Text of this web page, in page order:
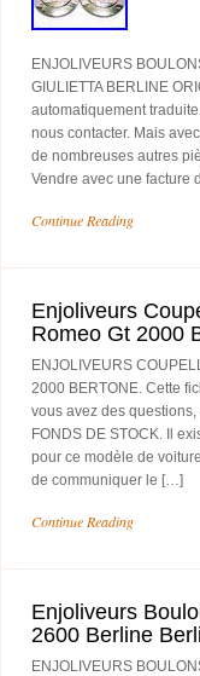
ENJOLIVEURS
GIULIETTA BERLINE
automatiquement
nous contacter. Mais
de nombreuses autres
Vendre avec une facture
Continue Reading
Enjoliveurs
Romeo Gt 2000
ENJOLIVEURS
2000 BERTONE. Cette
vous avez des
FONDS DE STOCK. Il
pour ce modèle de
de communiquer le […]
Continue Reading
Enjoliveurs
2600 Berline
ENJOLIVEURS